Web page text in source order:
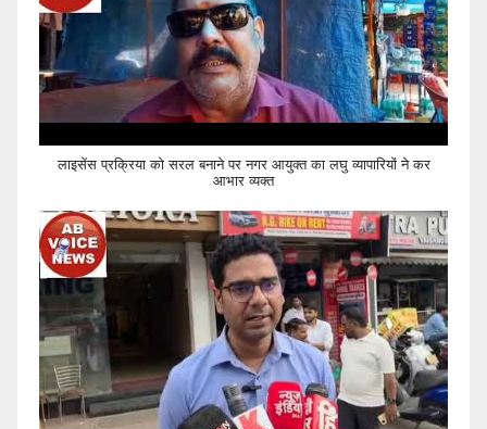
लाइसेंस प्रक्रिया को सरल बनाने पर नगर आयुक्त का लघु व्यापारियों ने कर
आभार व्यक्त